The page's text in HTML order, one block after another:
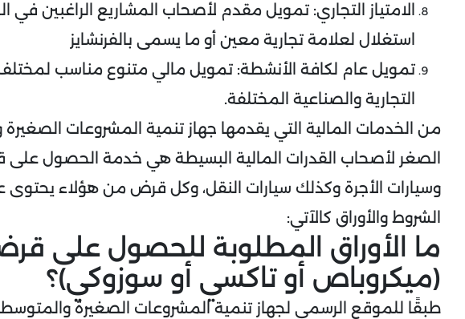
الامتياز التجاري: تمويل مقدم لأصحاب المشاريع الراغبين
استغلال لعلامة تجارية معين أو ما يسمى بالفرنشايز
تمويل عام لكافة الأنشطة: تمويل مالي متنوع مناسب
التجارية والصناعية المختلفة.
من الخدمات المالية التي يقدمها جهاز تنمية المشروعات
الصغر لأصحاب القدرات المالية البسيطة هي خدمة الحصول على
وسيارات الأجرة وكذلك سيارات النقل، وكل قرض من هؤلاء
الشروط والأوراق كالآتي:
ما الأوراق المطلوبة للحصول على
(ميكروباص أو تاكسي أو سوزوكي)؟
طبقًا للموقع الرسمي لجهاز تنمية المشروعات الصغيرة